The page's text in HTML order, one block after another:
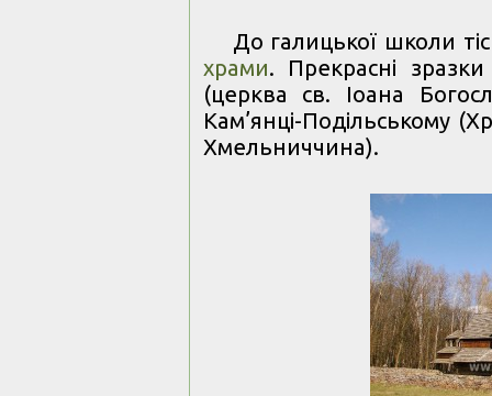
До галицької школи
храми. Прекрасні
(церква св. Іоана
Кам’янці-Подільському
Хмельниччина).